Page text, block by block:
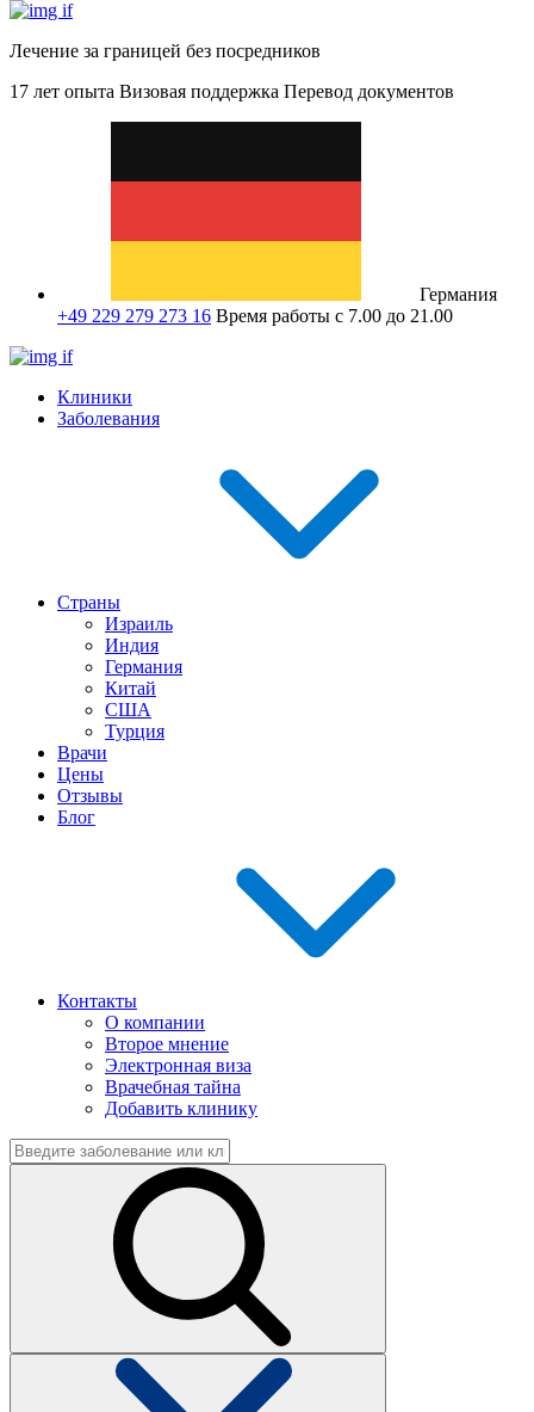
Лечение за границей без посредников
17 лет опыта Визовая поддержка Перевод документов
Германия
+49 229 279 273 16 Время работы с 7.00 до 21.00
Клиники
Заболевания
Страны
Израиль
Индия
Германия
Китай
США
Турция
Врачи
Цены
Отзывы
Блог
Контакты
О компании
Второе мнение
Электронная виза
Врачебная тайна
Добавить клинику